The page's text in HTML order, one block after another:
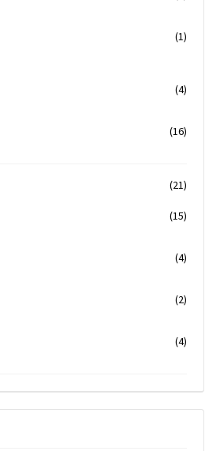
(1)
(4)
(16)
(21)
(15)
(4)
(2)
(4)